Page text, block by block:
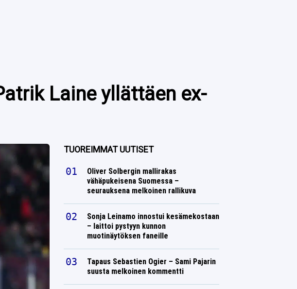
Laine yllättäen ex-
TUOREIMMAT UUTISET
Oliver Solbergin mallirakas
vähäpukeisena Suomessa –
seurauksena melkoinen rallikuva
Sonja Leinamo innostui kesämekostaan
– laittoi pystyyn kunnon
muotinäytöksen faneille
Tapaus Sebastien Ogier – Sami Pajarin
suusta melkoinen kommentti